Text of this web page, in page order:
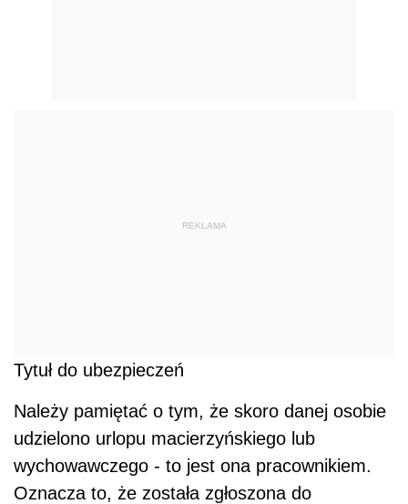
REKLAMA
Tytuł do ubezpieczeń
Należy pamiętać o tym, że skoro danej osobie
udzielono urlopu macierzyńskiego lub
wychowawczego - to jest ona pracownikiem.
Oznacza to, że została zgłoszona do